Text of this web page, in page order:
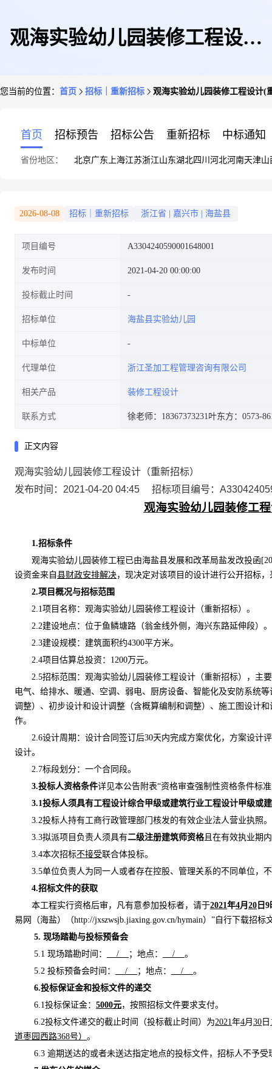
观海实验幼儿园装修工程设计
您当前的位置： 首页 招标｜重新招标 观海实验幼儿园装修工程设计(
首页 招标预告 招标公告 重新招标 中标通知
省份地区： 北京广东 上海江苏浙江山东湖北四川 河北河南天津山
2026-08-08 招标｜重新招标 浙江省 嘉兴市 海盐县
项目编号 A3304240590001648001
发布时间 2021-04-20 00:00:00
投标截止时间
招标单位 海盐县实验幼儿园
中标单位
代理单位 浙江圣加工程管理咨询有限公司
相关产品 装修工程设计
联系方式 徐老师：18367373231叶东方：0573-
正文内容
观海实验幼儿园装修工程设计（重新招标）
发布时间：2021-04-20 04:45
招标项目编号：
观海实验幼儿园装修工
1.招标条件
观海实验幼儿园装修工程已由海盐县发展和改革局盐发改投函
设资金来自 县财政安排解决，现决定对该项目的设计进行公开招标
2.项目概况与招标范围
2.1项目名称： 观海实验幼儿园装修工程设计（重新招标） 。
2.2建设地点： 位于鱼鳞塘路（翁金线外侧，海兴东路延伸段） 。
2.3建设规模： 建筑面积约4300平方米。
2.4项目 估算总投资： 1200万元。
2.5招标范围： 观海实验幼儿园装修工程设计（重新招标），主
电气、给排水、暖通、空调、弱电、厨房设备、智能化及安防系统
调整） 、初步设计和设计调整（含概算编制和调整）、施工图设计和
作。
2.6设计周期： 设计合同签订后30天内完成方案优化，方案设计
设计。
2.7标段划分：一个合同段。
3.投标人资格条件详见本公告附表“资格审查强制性资格条件标
3.1投标人须具有工程设计综合甲级或建筑行业工程设计甲级或
3.2投标人持有工商行政管理部门核发的有效企业法人营业执照。
3.3拟派项目负责人须具有二级注册建筑师资格且在有效执业期
3.4本次招标不接受联合体投标。
3.5单位负责人为同一人或者存在控股、管理关系的不同单位，
4.招标文件的获取
本工程实行资格后审，凡有意参加投标者，请于2021年4月 20 日 9
易网（海盐）（http://jxszwsjb.jiaxing.gov.cn/hymain） ”自行下载招标
5. 现场踏勘与投标预备会
5.1 现场踏勘时间：
/ ；地点： / 。
5.2 投标预备会时间：
/ ；地点： / 。
6.投标保证金和投标文件的递交
6.1投标保证金： 5000元，按照招标文件要求支付。
6.2投标文件递交的截止时间 （投标截止时间） 为2021年4月 30 日
道枣园西路368号） 。
6.3 逾期送达的或者未送达指定地点的投标文件，招标人不予受